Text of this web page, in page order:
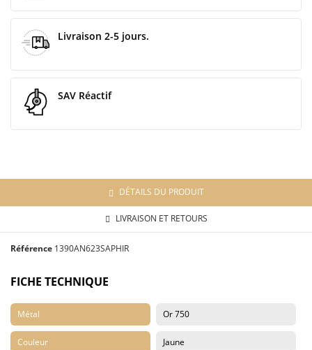
Livraison 2-5 jours.
SAV Réactif
DÉTAILS DU PRODUIT
LIVRAISON ET RETOURS
Référence 1390AN623SAPHIR
FICHE TECHNIQUE
Métal Or 750
Couleur Jaune